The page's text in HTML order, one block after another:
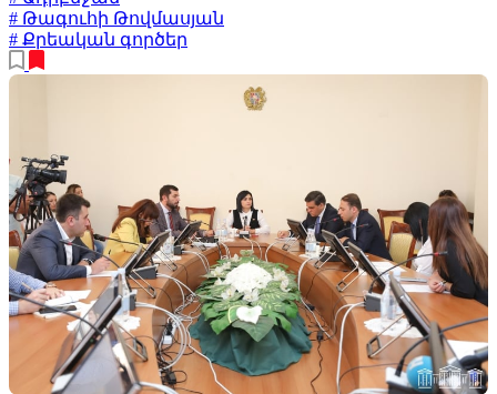
# Թագուհի Թովմասյան
# Քրեական գործեր